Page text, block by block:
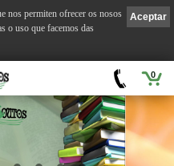
0
VILA SUÁREZ
Aceptar
nos permiten ofrecer os nosos
o uso que facemos das